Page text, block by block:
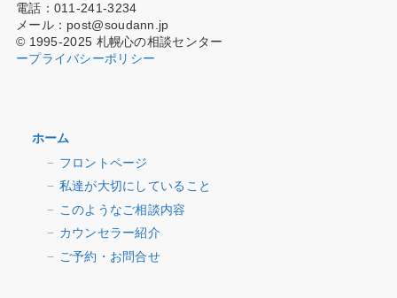
電話：011-241-3234
メール：post@soudann.jp
© 1995-2025 札幌心の相談センター
ープライバシーポリシー
ホーム
フロントページ
私達が大切にしていること
このようなご相談内容
カウンセラー紹介
ご予約・お問合せ